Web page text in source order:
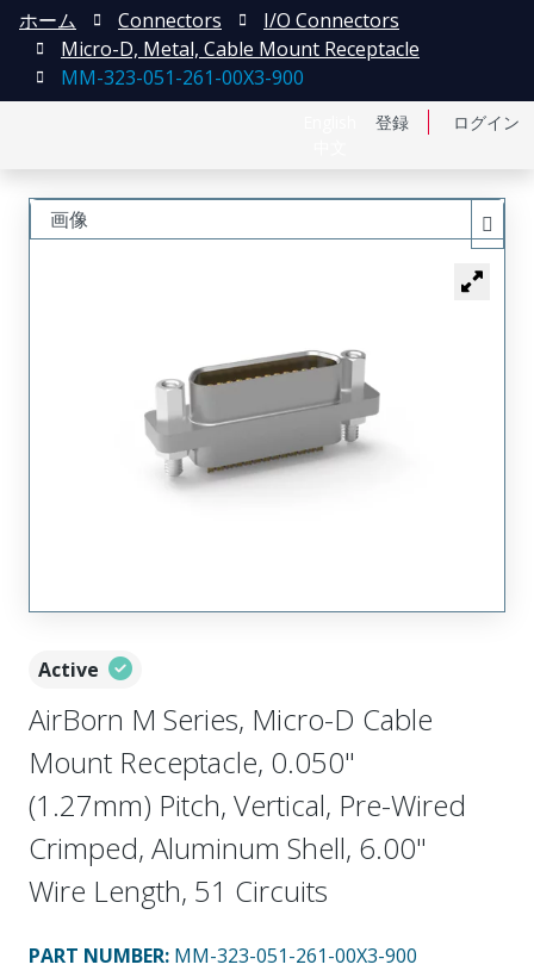
登録 ログイン
ホーム Connectors
I/O Connectors
Micro-D, Metal, Cable Mount Receptacle
MM-323-051-261-00X3-900
Active
AirBorn M Series, Micro-D Cable
Mount Receptacle, 0.050"
(1.27mm) Pitch, Vertical, Pre-Wired
Crimped, Aluminum Shell, 6.00"
Wire Length, 51 Circuits
PART NUMBER: MM-323-051-261-00X3-900
画像